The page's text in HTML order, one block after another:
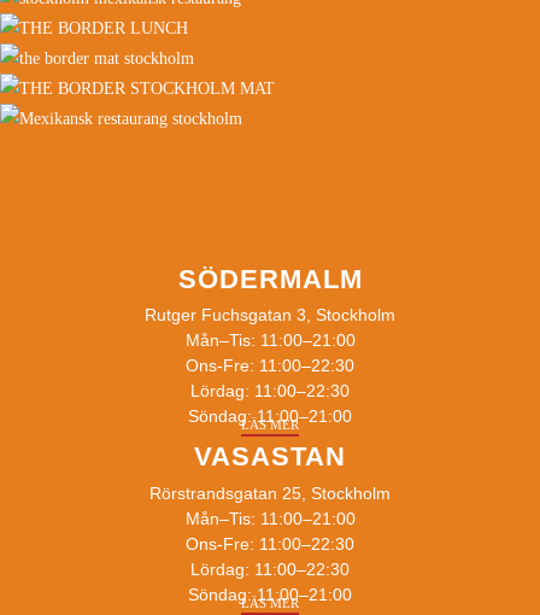
SÖDERMALM
Rutger Fuchsgatan 3, Stockholm
Mån–Tis: 11:00–21:00
Ons-Fre: 11:00–22:30
Lördag: 11:00–22:30
Söndag: 11:00–21:00
LÄS MER
VASASTAN
Rörstrandsgatan 25, Stockholm
Mån–Tis: 11:00–21:00
Ons-Fre: 11:00–22:30
Lördag: 11:00–22:30
Söndag: 11:00–21:00
LÄS MER